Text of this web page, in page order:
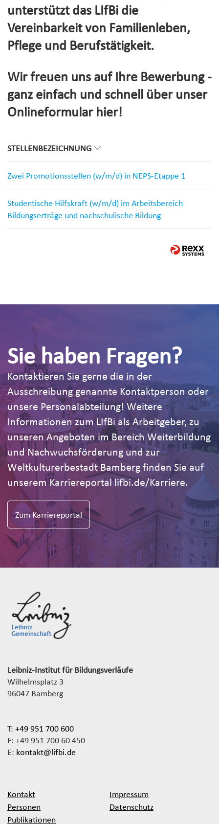
unterstützt das LIfBi die
Vereinbarkeit von Familienleben,
Pflege und Berufstätigkeit.
Wir freuen uns auf Ihre Bewerbung -
ganz einfach und schnell über unser
Onlineformular hier!
STELLENBEZEICHNUNG
Zwei Promotionsstellen (w/m/d) in NEPS-Etappe 1
Studentische Hilfskraft (w/m/d) im Arbeitsbereich
Bildungserträge und nachschulische Bildung
Sie haben Fragen?
Kontaktieren Sie gerne die in der
Ausschreibung genannte Kontaktperson oder
unsere Personalabteilung! Weitere
Informationen zum LIfBi als Arbeitgeber, zu
unseren Angeboten im Bereich Weiterbildung
und Nachwuchsförderung und zur
Weltkulturerbestadt Bamberg finden Sie auf
unserem Karriereportal lifbi.de/Karriere.
Zum Karriereportal
Leibniz-Institut für Bildungsverläufe
Wilhelmsplatz 3
96047 Bamberg
T: +49 951 700 600
F: +49 951 700 60 450
E: kontakt@lifbi.de
Kontakt
Personen
Publikationen
Impressum
Datenschutz